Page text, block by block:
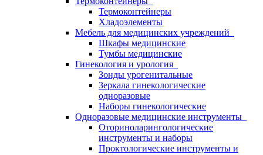
Термоконтейнеры
Хладоэлементы
Мебель для медицинских учреждений
Шкафы медицинские
Тумбы медицинские
Гинекология и урология
Зонды урогенитальные
Зеркала гинекологические
одноразовые
Наборы гинекологические
Одноразовые медицинские инструменты
Оториноларингологические
инструменты и наборы
Проктологические инструменты и